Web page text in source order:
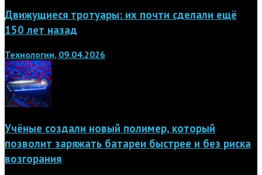
Движущиеся тротуары: их почти сделали ещё
150 лет назад
Технологии, 09.04.2026
Учёные создали новый полимер, который
позволит заряжать батареи быстрее и без риска
возгорания